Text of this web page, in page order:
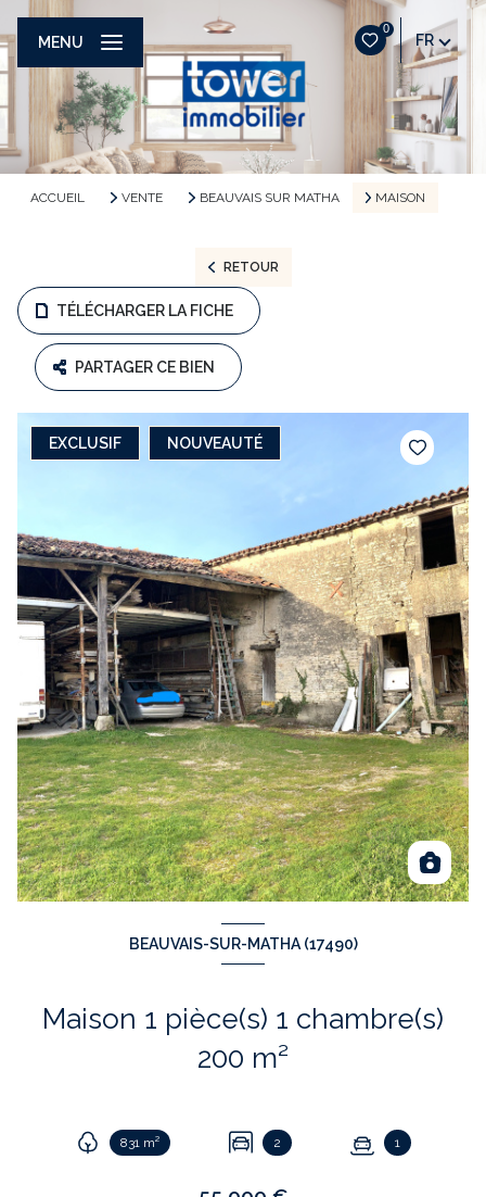
0
FR
MENU
ACCUEIL VENTE BEAUVAIS SUR MATHA MAISON
RETOUR
TÉLÉCHARGER LA FICHE
PARTAGER CE BIEN
EXCLUSIF NOUVEAUTÉ
BEAUVAIS-SUR-MATHA (17490)
Maison 1 pièce(s) 1 chambre(s)
200 m²
831 m² 2 1